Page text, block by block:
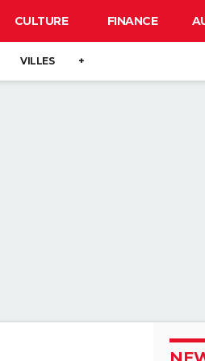
CULTURE FINANCE
VILLES +